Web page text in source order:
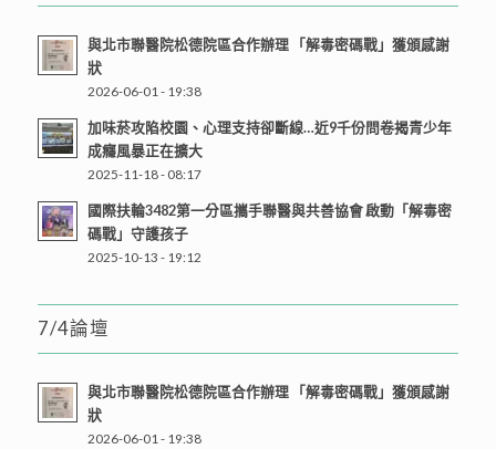
與北市聯醫院松德院區合作辦理 「解毒密碼戰」獲頒感謝
狀
2026-06-01 - 19:38
加味菸攻陷校園、心理支持卻斷線…近9千份問卷揭青少年
成癮風暴正在擴大
2025-11-18 - 08:17
國際扶輪3482第一分區攜手聯醫與共善協會 啟動「解毒密
碼戰」守護孩子
2025-10-13 - 19:12
7/4論壇
與北市聯醫院松德院區合作辦理 「解毒密碼戰」獲頒感謝
狀
2026-06-01 - 19:38